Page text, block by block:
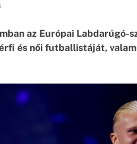
az Európai Labdarúgó-
és női futballistáját,